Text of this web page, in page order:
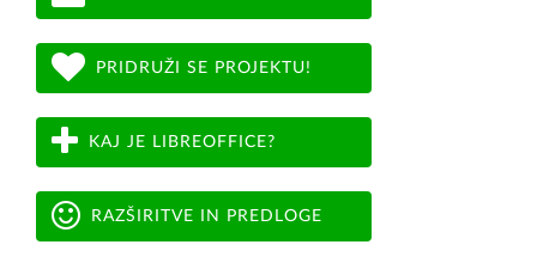
PRIDRUŽI SE PROJEKTU!
KAJ JE LIBREOFFICE?
RAZŠIRITVE IN PREDLOGE